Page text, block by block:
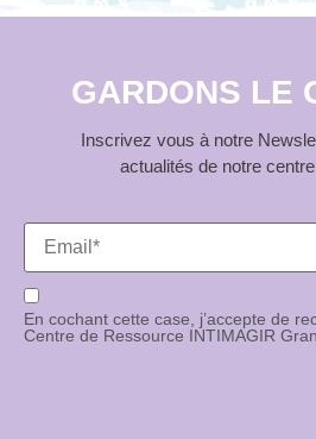
GARDONS LE
Inscrivez vous à notre
actualités de notre
En cochant cette case, j’accepte de
Centre de Ressource INTIMAGIR